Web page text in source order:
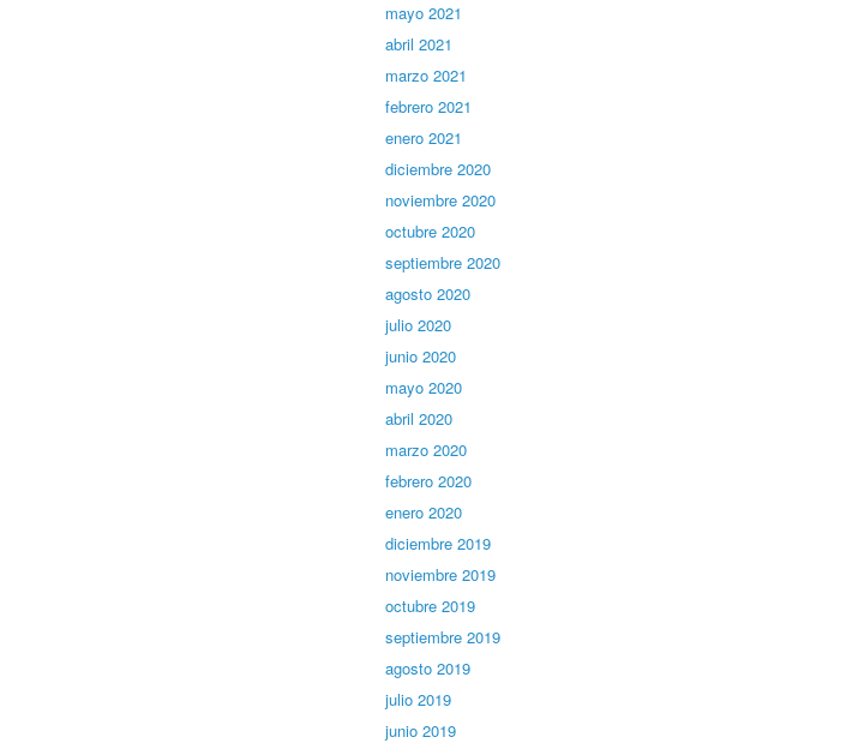
mayo 2021
abril 2021
marzo 2021
febrero 2021
enero 2021
diciembre 2020
noviembre 2020
octubre 2020
septiembre 2020
agosto 2020
julio 2020
junio 2020
mayo 2020
abril 2020
marzo 2020
febrero 2020
enero 2020
diciembre 2019
noviembre 2019
octubre 2019
septiembre 2019
agosto 2019
julio 2019
junio 2019